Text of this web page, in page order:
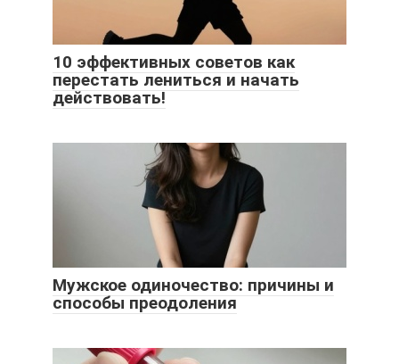
10 эффективных советов как
перестать лениться и начать
действовать!
Мужское одиночество: причины и
способы преодоления